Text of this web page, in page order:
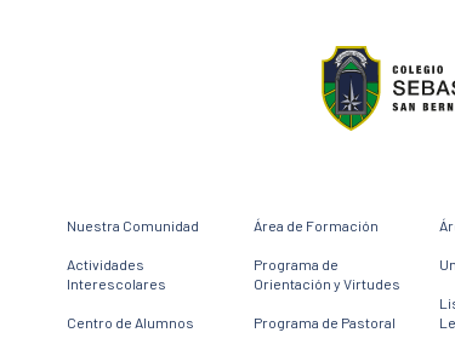
Nuestra Comunidad
Actividades
Interescolares
Centro de Alumnos
Área de Formación
Programa de
Orientación y Virtudes
Programa de Pastoral